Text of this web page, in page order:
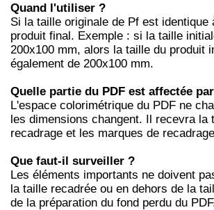
Quand l'utiliser ?
Si la taille originale de Pf est identique
produit final. Exemple : si la taille
200x100 mm, alors la taille du produit
également de 200x100 mm.
Quelle partie du PDF est affectée
L'espace colorimétrique du PDF ne
les dimensions changent. Il recevra la
recadrage et les marques de
Que faut-il surveiller ?
Les éléments importants ne doivent
la taille recadrée ou en dehors de la
de la préparation du fond perdu du